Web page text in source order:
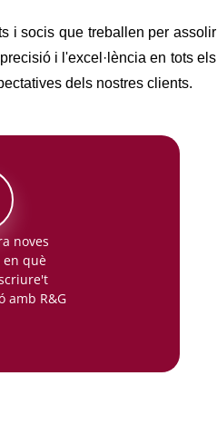
i socis que treballen per assolir
i l'excel·lència en tots els
dels nostres clients.
noves
en què
amb R&G